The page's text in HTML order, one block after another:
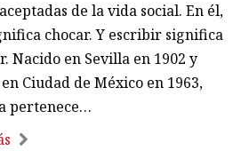
de la vida social. En él,
chocar. Y escribir significa
Nacido en Sevilla en 1902 y
Ciudad de México en 1963,
pertenece…